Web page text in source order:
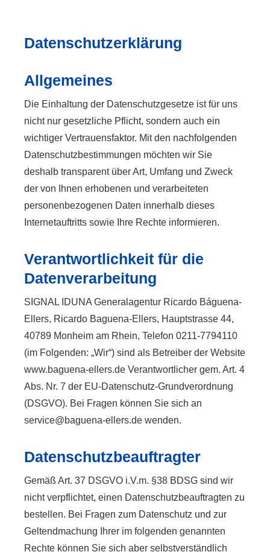
Datenschutzerklärung
Allgemeines
Die Einhaltung der Datenschutzgesetze ist für uns
nicht nur gesetzliche Pflicht, sondern auch ein
wichtiger Vertrauensfaktor. Mit den nachfolgenden
Datenschutzbestimmungen möchten wir Sie
deshalb transparent über Art, Umfang und Zweck
der von Ihnen erhobenen und verarbeiteten
personenbezogenen Daten innerhalb dieses
Internetauftritts sowie Ihre Rechte informieren.
Verantwortlichkeit für die
Datenverarbeitung
SIGNAL IDUNA Generalagentur Ricardo Báguena-
Ellers, Ricardo Baguena-Ellers, Hauptstrasse 44,
40789 Monheim am Rhein, Telefon 0211-7794110
(im Folgenden: „Wir“) sind als Betreiber der Website
www.baguena-ellers.de Verantwortlicher gem. Art. 4
Abs. Nr. 7 der EU-Datenschutz-Grundverordnung
(DSGVO). Bei Fragen können Sie sich an
service@baguena-ellers.de wenden.
Datenschutzbeauftragter
Gemäß Art. 37 DSGVO i.V.m. §38 BDSG sind wir
nicht verpflichtet, einen Datenschutzbeauftragten zu
bestellen. Bei Fragen zum Datenschutz und zur
Geltendmachung Ihrer im folgenden genannten
Rechte können Sie sich aber selbstverständlich